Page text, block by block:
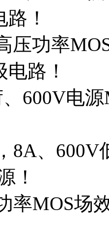
！
压功率
路！
600V电
8A、
！
率MOS场